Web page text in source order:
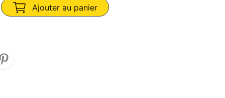
Ajouter au panier